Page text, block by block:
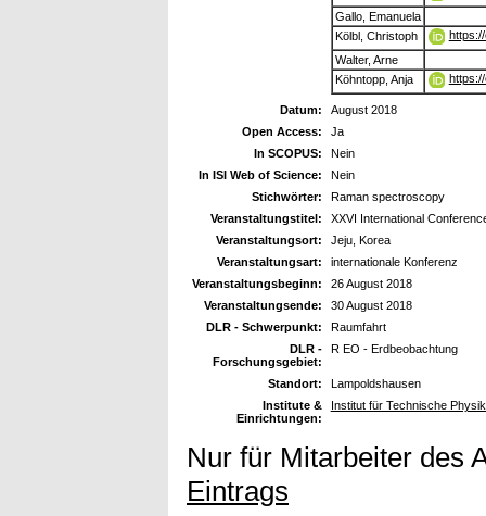
Gallo, Emanuela
Kölbl, Christoph
Walter, Arne
Köhntopp, Anja
Datum:
August 2018
Open Access:
Ja
In SCOPUS:
Nein
In ISI Web of Science:
Nein
Stichwörter:
Raman spectroscopy
Veranstaltungstitel:
XXVI International
Veranstaltungsort:
Jeju, Korea
Veranstaltungsart:
internationale Konferenz
Veranstaltungsbeginn:
26 August 2018
Veranstaltungsende:
30 August 2018
DLR - Schwerpunkt:
Raumfahrt
DLR -
Forschungsgebiet:
R EO - Erdbeobachtung
Standort:
Lampoldshausen
Institute &
Einrichtungen:
Institut für Technische
Nur für Mitarbeiter des
Eintrags